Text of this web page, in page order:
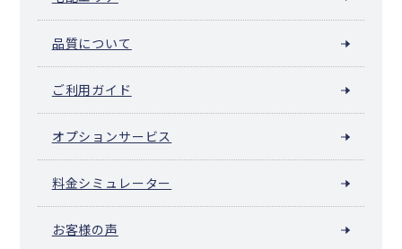
品質について
ご利用ガイド
オプションサービス
料金シミュレーター
お客様の声